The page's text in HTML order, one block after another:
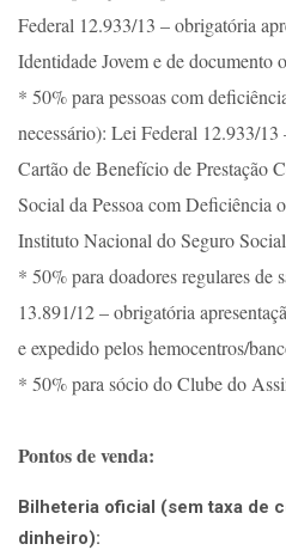
Federal 12.933/13 – obrigatória
Identidade Jovem e de documento
* 50% para pessoas com
necessário): Lei Federal 12.933/
Cartão de Benefício de Prestação
Social da Pessoa com Deficiência
Instituto Nacional do Seguro
* 50% para doadores regulares de
13.891/12 – obrigatória
e expedido pelos hemocentros/
* 50% para sócio do Clube do
Pontos de venda:
Bilheteria oficial (sem taxa de
dinheiro):